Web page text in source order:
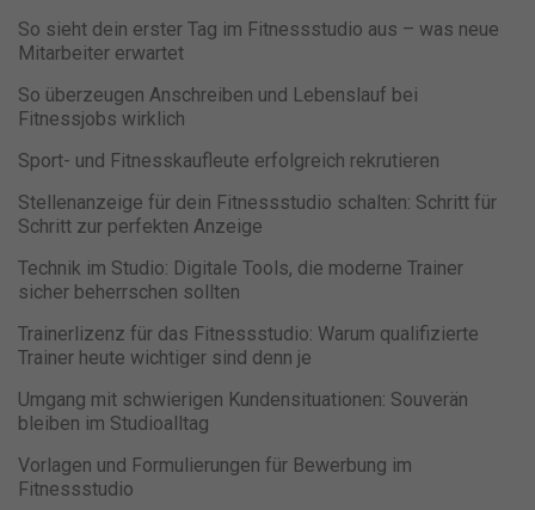
So sieht dein erster Tag im Fitnessstudio aus – was neue
Mitarbeiter erwartet
So überzeugen Anschreiben und Lebenslauf bei
Fitnessjobs wirklich
Sport- und Fitnesskaufleute erfolgreich rekrutieren
Stellenanzeige für dein Fitnessstudio schalten: Schritt für
Schritt zur perfekten Anzeige
Technik im Studio: Digitale Tools, die moderne Trainer
sicher beherrschen sollten
Trainerlizenz für das Fitnessstudio: Warum qualifizierte
Trainer heute wichtiger sind denn je
Umgang mit schwierigen Kundensituationen: Souverän
bleiben im Studioalltag
Vorlagen und Formulierungen für Bewerbung im
Fitnessstudio